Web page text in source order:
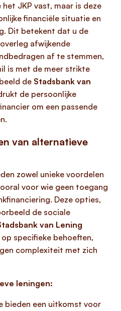
JKP vast, maar is deze
financiële situatie en
Dit betekent dat u de
afwijkende
af te stemmen,
is met de meer strikte
de Stadsbank van
de persoonlijke
om een passende
van alternatieve
zowel unieke voordelen
voor wie geen toegang
Deze opties,
de sociale
van Lening
specifieke behoeften,
complexiteit met zich
leningen:
bieden een uitkomst voor